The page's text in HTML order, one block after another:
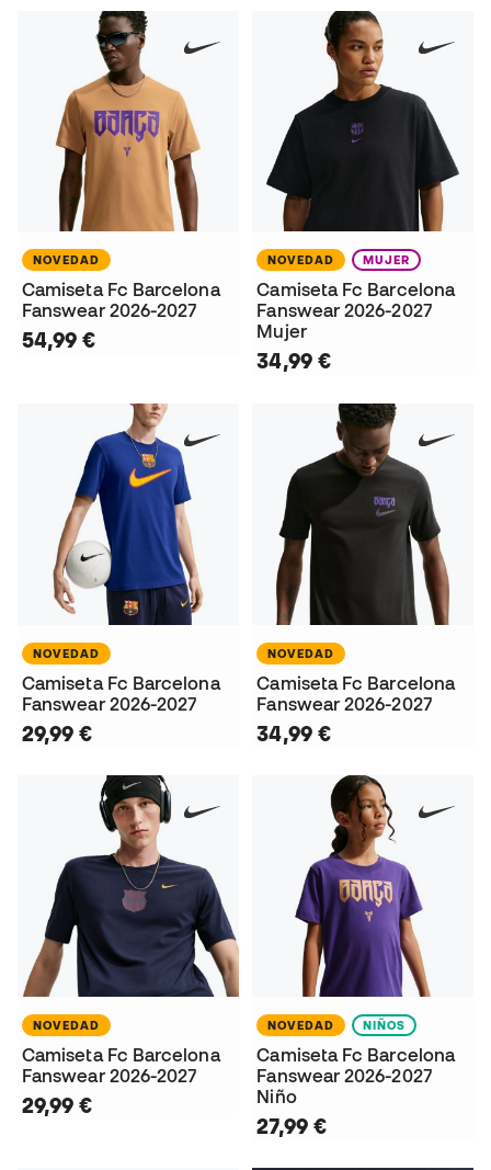
NOVEDAD
Camiseta Fc Barcelona
Fanswear 2026-2027
54,99 €
NOVEDAD MUJER
Camiseta Fc Barcelona
Fanswear 2026-2027
Mujer
34,99 €
NOVEDAD
Camiseta Fc Barcelona
Fanswear 2026-2027
29,99 €
NOVEDAD
Camiseta Fc Barcelona
Fanswear 2026-2027
34,99 €
NOVEDAD
Camiseta Fc Barcelona
Fanswear 2026-2027
29,99 €
NOVEDAD NIÑOS
Camiseta Fc Barcelona
Fanswear 2026-2027
Niño
27,99 €